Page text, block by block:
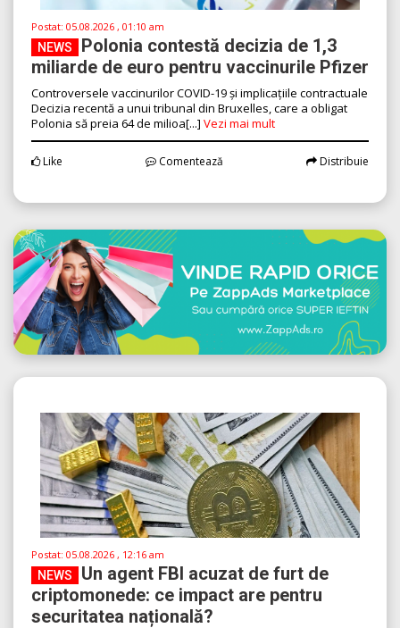
Postat: 05.08.2026 , 01:10 am
NEWS
Polonia contestă decizia de 1,3
miliarde de euro pentru vaccinurile Pfizer
Controversele vaccinurilor COVID-19 și implicațiile contractuale
Decizia recentă a unui tribunal din Bruxelles, care a obligat
Polonia să preia 64 de milioa[...] Vezi mai mult
Like Comentează Distribuie
Postat: 05.08.2026 , 12:16 am
NEWS
Un agent FBI acuzat de furt de
criptomonede: ce impact are pentru
securitatea națională?